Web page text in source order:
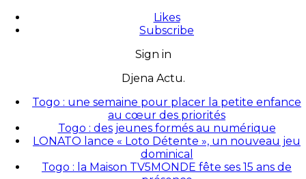
Likes
Subscribe
Sign in
Djena Actu.
Togo : une semaine pour placer la petite enfance
au cœur des priorités
Togo : des jeunes formés au numérique
LONATO lance « Loto Détente », un nouveau jeu
dominical
Togo : la Maison TV5MONDE fête ses 15 ans de